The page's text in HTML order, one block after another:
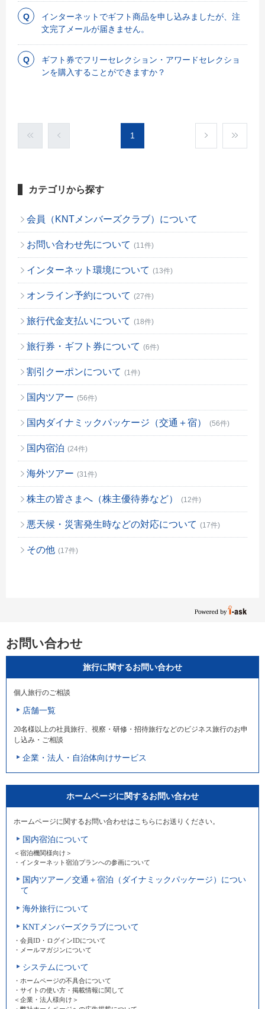
インターネットでギフト商品を申し込みましたが、注
文完了メールが届きません。
ギフト券でフリーセレクション・アワードセレクショ
ンを購入することができますか？
1
カテゴリから探す
会員（KNTメンバーズクラブ）について
お問い合わせ先について (11件)
インターネット環境について (13件)
オンライン予約について (27件)
旅行代金支払いについて (18件)
旅行券・ギフト券について (6件)
割引クーポンについて (1件)
国内ツアー (56件)
国内ダイナミックパッケージ（交通＋宿） (56件)
国内宿泊 (24件)
海外ツアー (31件)
株主の皆さまへ（株主優待券など） (12件)
悪天候・災害発生時などの対応について (17件)
その他 (17件)
お問い合わせ
旅行に関するお問い合わせ
個人旅行のご相談
店舗一覧
20名様以上の社員旅行、視察・研修・招待旅行などのビジネス旅行のお申
し込み・ご相談
企業・法人・自治体向けサービス
ホームページに関するお問い合わせ
ホームページに関するお問い合わせはこちらにお送りください。
国内宿泊について
＜宿泊機関様向け＞
・インターネット宿泊プランへの参画について
国内ツアー／交通＋宿泊（ダイナミックパッケージ）につい
て
海外旅行について
KNTメンバーズクラブについて
・会員ID・ログインIDについて
・メールマガジンについて
システムについて
・ホームページの不具合について
・サイトの使い方・掲載情報に関して
＜企業・法人様向け＞